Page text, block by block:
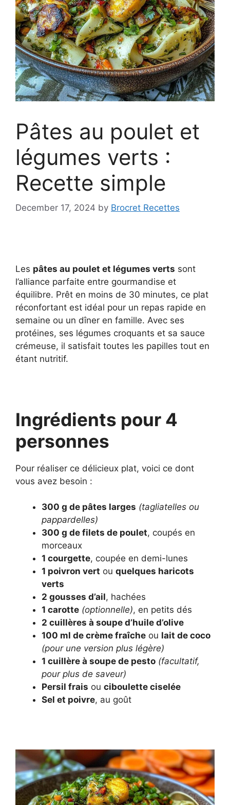
Pâtes au poulet et
légumes verts :
Recette simple
December 17, 2024 by Brocret Recettes
Les pâtes au poulet et légumes verts sont
l’alliance parfaite entre gourmandise et
équilibre. Prêt en moins de 30 minutes, ce plat
réconfortant est idéal pour un repas rapide en
semaine ou un dîner en famille. Avec ses
protéines, ses légumes croquants et sa sauce
crémeuse, il satisfait toutes les papilles tout en
étant nutritif.
Ingrédients pour 4
personnes
Pour réaliser ce délicieux plat, voici ce dont
vous avez besoin :
300 g de pâtes larges (tagliatelles ou
pappardelles)
300 g de filets de poulet, coupés en
morceaux
1 courgette, coupée en demi-lunes
1 poivron vert ou quelques haricots
verts
2 gousses d’ail, hachées
1 carotte (optionnelle), en petits dés
2 cuillères à soupe d’huile d’olive
100 ml de crème fraîche ou lait de coco
(pour une version plus légère)
1 cuillère à soupe de pesto (facultatif,
pour plus de saveur)
Persil frais ou ciboulette ciselée
Sel et poivre, au goût